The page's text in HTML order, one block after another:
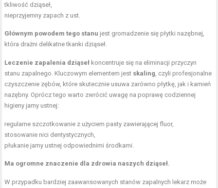
tkliwość dziąseł,
nieprzyjemny zapach z ust.
Głównym powodem tego stanu jest gromadzenie się płytki nazębnej,
która drażni delikatne tkanki dziąseł.
Leczenie zapalenia dziąseł koncentruje się na eliminacji przyczyn
stanu zapalnego. Kluczowym elementem jest skaling , czyli profesjonalne
czyszczenie zębów, które skutecznie usuwa zarówno płytkę, jak i kamień
nazębny. Oprócz tego warto zwrócić uwagę na poprawę codziennej
higieny jamy ustnej:
regularne szczotkowanie z użyciem pasty zawierającej fluor,
stosowanie nici dentystycznych,
płukanie jamy ustnej odpowiednimi środkami.
Ma ogromne znaczenie dla zdrowia naszych dziąseł.
W przypadku bardziej zaawansowanych stanów zapalnych lekarz może